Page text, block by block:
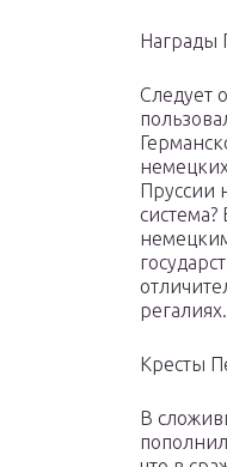
Награды
Следует
Пруссии
регалиях.
Кресты
В